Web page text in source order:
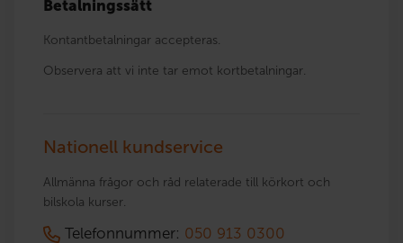
Betalningssätt
Kontantbetalningar accepteras.
Observera att vi inte tar emot kortbetalningar.
Nationell kundservice
Allmänna frågor och råd relaterade till körkort och
bilskola kurser.
Telefonnummer: 050 913 0300